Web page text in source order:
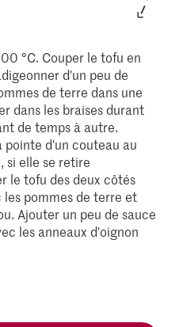
°C. Couper le tofu en
d'un peu de
de terre dans une
dans les braises durant
de temps à autre.
pointe d'un couteau au
si elle se retire
le tofu des deux côtés
les pommes de terre et
Ajouter un peu de sauce
les anneaux d'oignon